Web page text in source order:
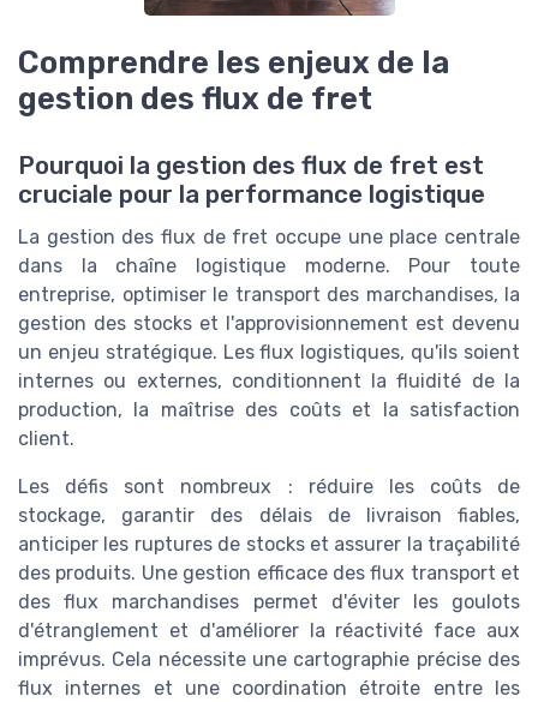
Comprendre les enjeux de la
gestion des flux de fret
Pourquoi la gestion des flux de fret est
cruciale pour la performance logistique
La gestion des flux de fret occupe une place centrale
dans la chaîne logistique moderne. Pour toute
entreprise, optimiser le transport des marchandises, la
gestion des stocks et l'approvisionnement est devenu
un enjeu stratégique. Les flux logistiques, qu'ils soient
internes ou externes, conditionnent la fluidité de la
production, la maîtrise des coûts et la satisfaction
client.
Les défis sont nombreux : réduire les coûts de
stockage, garantir des délais de livraison fiables,
anticiper les ruptures de stocks et assurer la traçabilité
des produits. Une gestion efficace des flux transport et
des flux marchandises permet d'éviter les goulots
d'étranglement et d'améliorer la réactivité face aux
imprévus. Cela nécessite une cartographie précise des
flux internes et une coordination étroite entre les